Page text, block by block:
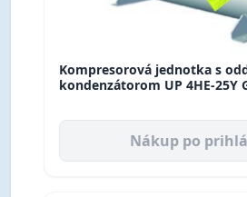
Kompresorová jednotka s
kondenzátorom UP 4HE-25Y
Nákup po